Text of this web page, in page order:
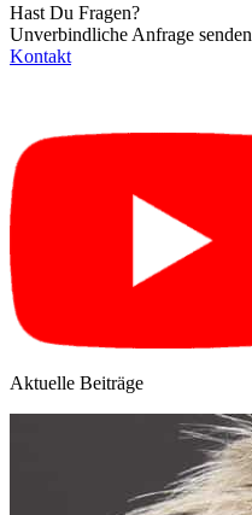
Hast Du Fragen?
Unverbindliche Anfrage senden
Kontakt
Aktuelle Beiträge